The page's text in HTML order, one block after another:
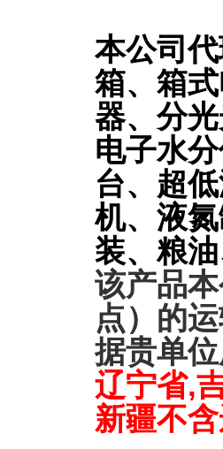
本公司
箱、箱
器、分
电子水
台、超
机、液
装、粮
该产品
点）的
据贵单
辽宁省,
新疆不